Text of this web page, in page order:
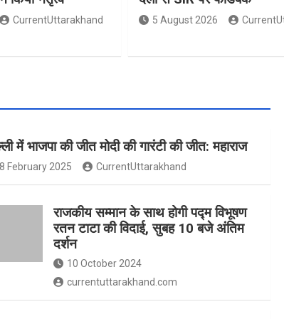
CurrentUttarakhand 5 August 2026
में भाजपा की जीत मोदी की गारंटी की जीत: महाराज
8 February 2025 CurrentUttarakhand
राजकीय सम्मान के साथ होगी पद्म विभूषण
रतन टाटा की विदाई, सुबह 10 बजे अंतिम
दर्शन
10 October 2024
currentuttarakhand.com